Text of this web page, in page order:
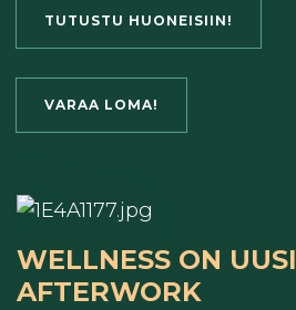
TUTUSTU HUONEISIIN!
VARAA LOMA!
WELLNESS ON UUSI
AFTERWORK